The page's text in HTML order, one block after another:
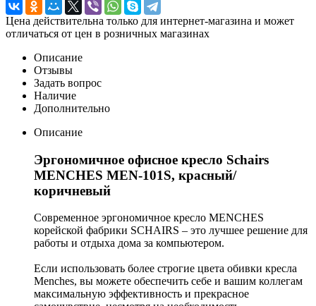
Цена действительна только для интернет-магазина и может
отличаться от цен в розничных магазинах
Описание
Отзывы
Задать вопрос
Наличие
Дополнительно
Описание
Эргономичное офисное кресло Schairs
MENCHES MЕN-101S, красный/
коричневый
Современное эргономичное кресло MENCHES
корейской фабрики SCHAIRS – это лучшее решение для
работы и отдыха дома за компьютером.
Если использовать более строгие цвета обивки кресла
Menches, вы можете обеспечить себе и вашим коллегам
максимальную эффективность и прекрасное